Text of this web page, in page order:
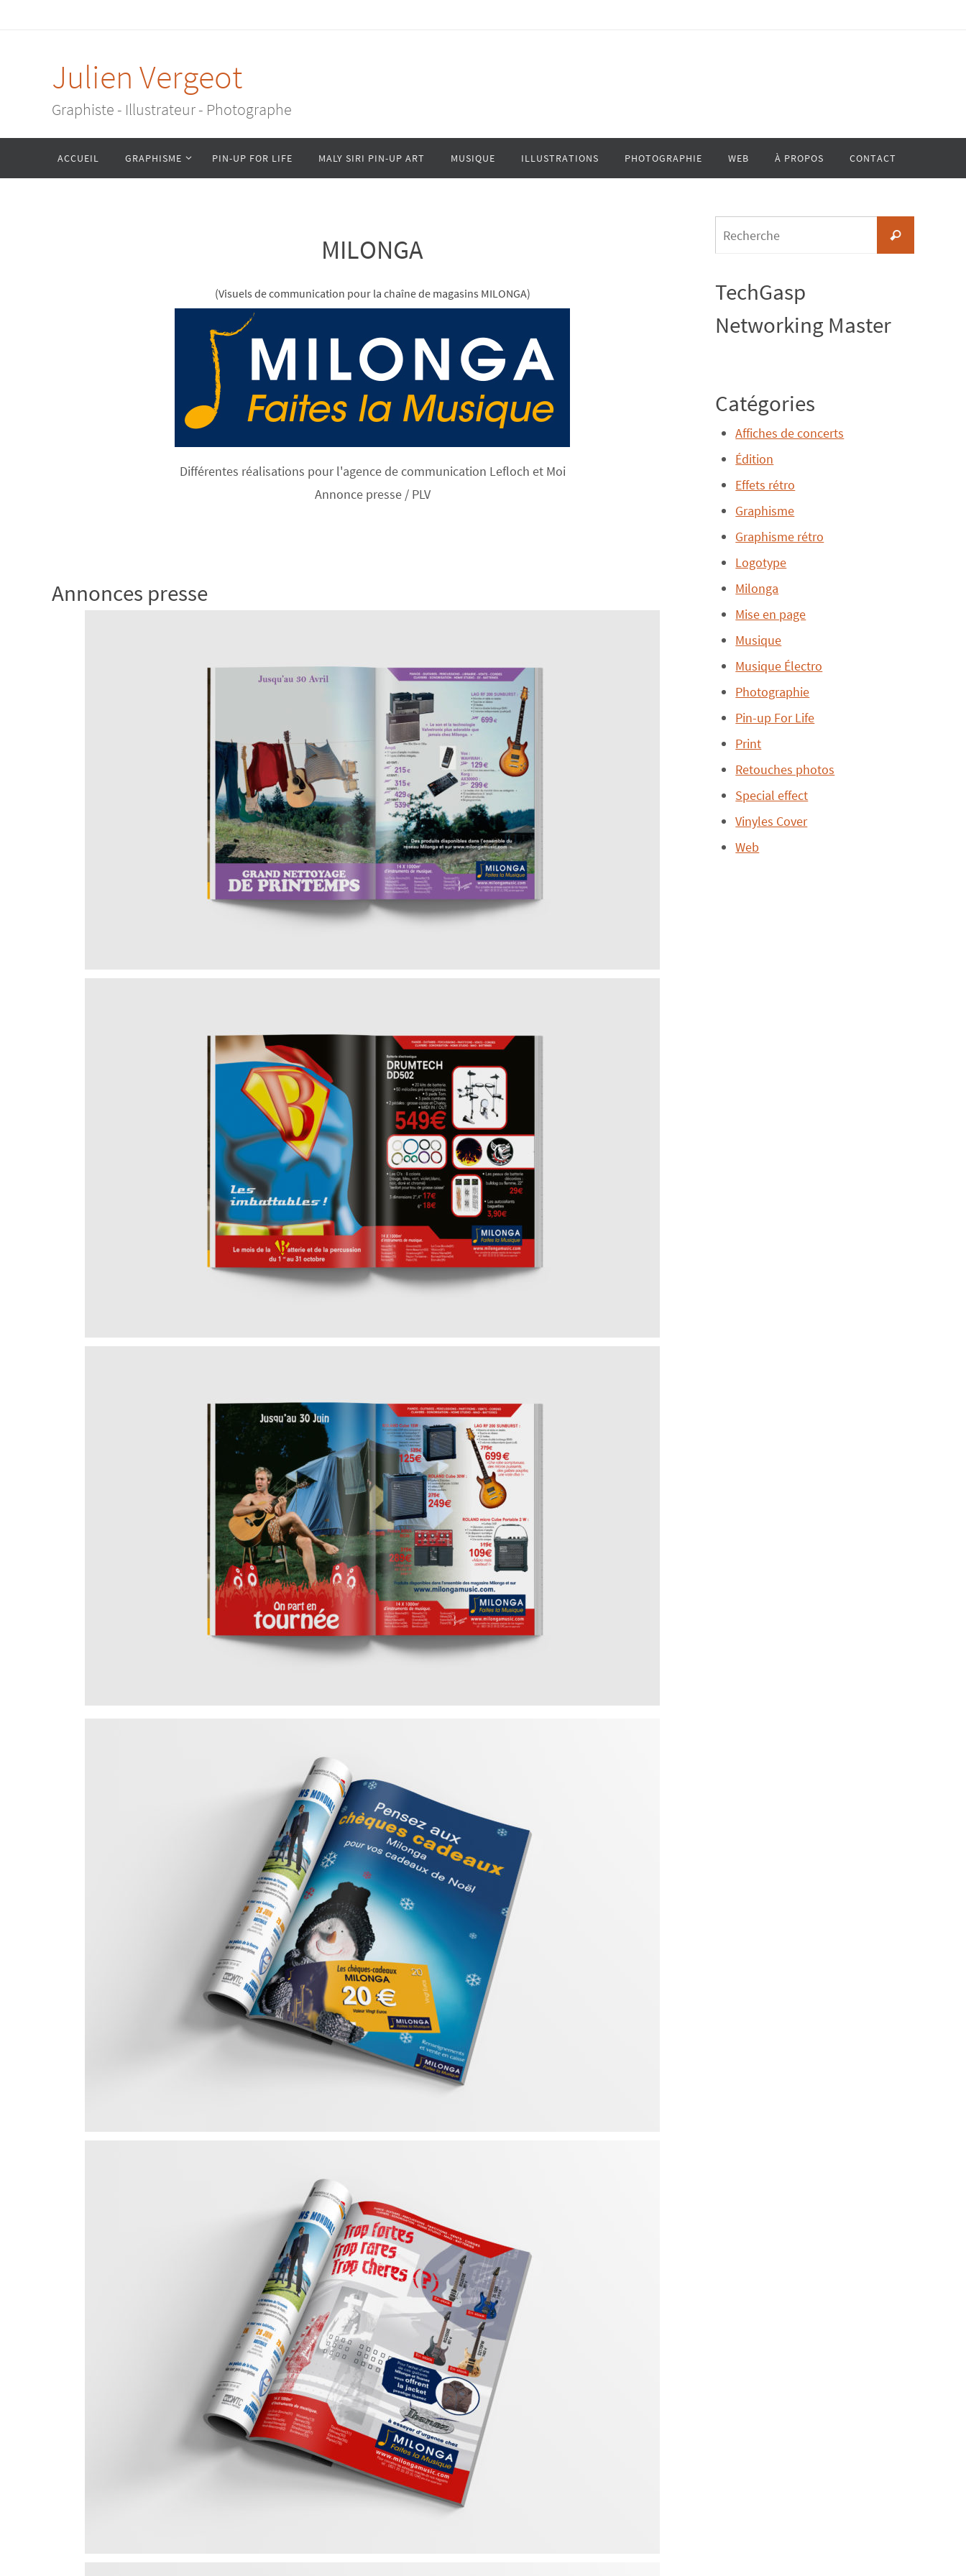
Julien Vergeot
Graphiste - Illustrateur - Photographe
le
ACCUEIL GRAPHISME PIN-UP FOR LIFE MALY SIRI PIN-UP ART MUSIQUE ILLUSTRATIONS PHOTOGRAPHIE WEB À PROPOS CONTACT
MILONGA
(Visuels de communication pour la chaîne de magasins MILONGA)
Différentes réalisations pour l'agence de communication Lefloch et Moi
Annonce presse / PLV
Annonces presse
for:
Recherche
TechGasp
Networking Master
Catégories
Affiches de concerts
Édition
Effets rétro
Graphisme
Graphisme rétro
Logotype
Milonga
Mise en page
Musique
Musique Électro
Photographie
Pin-up For Life
Print
Retouches photos
Special effect
Vinyles Cover
Web